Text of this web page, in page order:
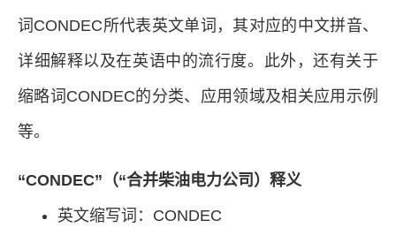
词CONDEC所代表英文单词，其对应的中文拼音、
详细解释以及在英语中的流行度。此外，还有关于
缩略词CONDEC的分类、应用领域及相关应用示例
等。
“CONDEC”（“合并柴油电力公司）释义
英文缩写词：CONDEC